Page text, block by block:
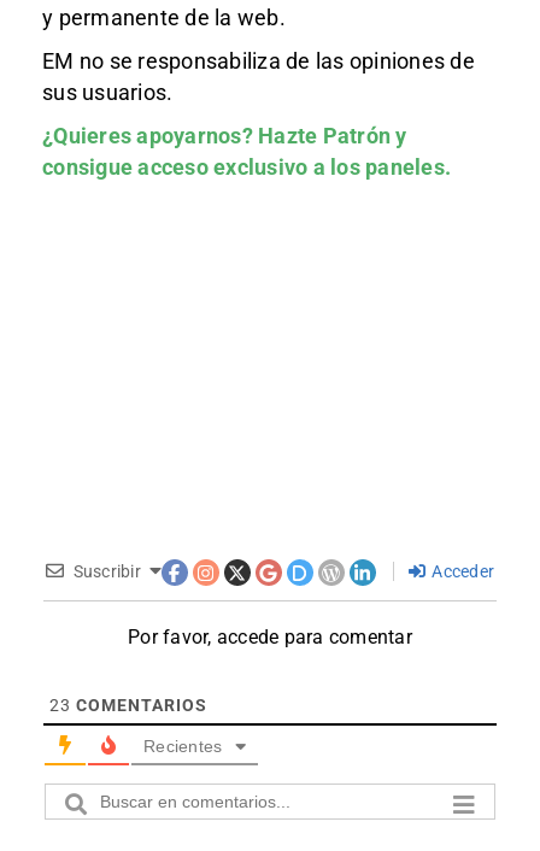
y permanente de la web.
EM no se responsabiliza de las opiniones de
sus usuarios.
¿Quieres apoyarnos? Hazte Patróny
consigue acceso exclusivo a los paneles.
Suscribir Acceder
Por favor, accede para comentar
23 COMENTARIOS
Recientes